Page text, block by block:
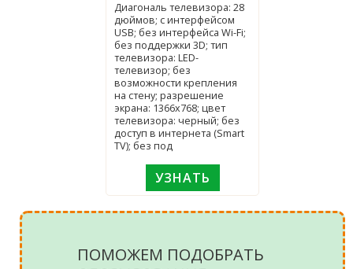
Диагональ телевизора: 28
дюймов; с интерфейсом
USB; без интерфейса Wi-Fi;
без поддержки 3D; тип
телевизора: LED-
телевизор; без
возможности крепления
на стену; разрешение
экрана: 1366x768; цвет
телевизора: черный; без
доступ в интернета (Smart
TV); без под
УЗНАТЬ
ПОМОЖЕМ ПОДОБРАТЬ